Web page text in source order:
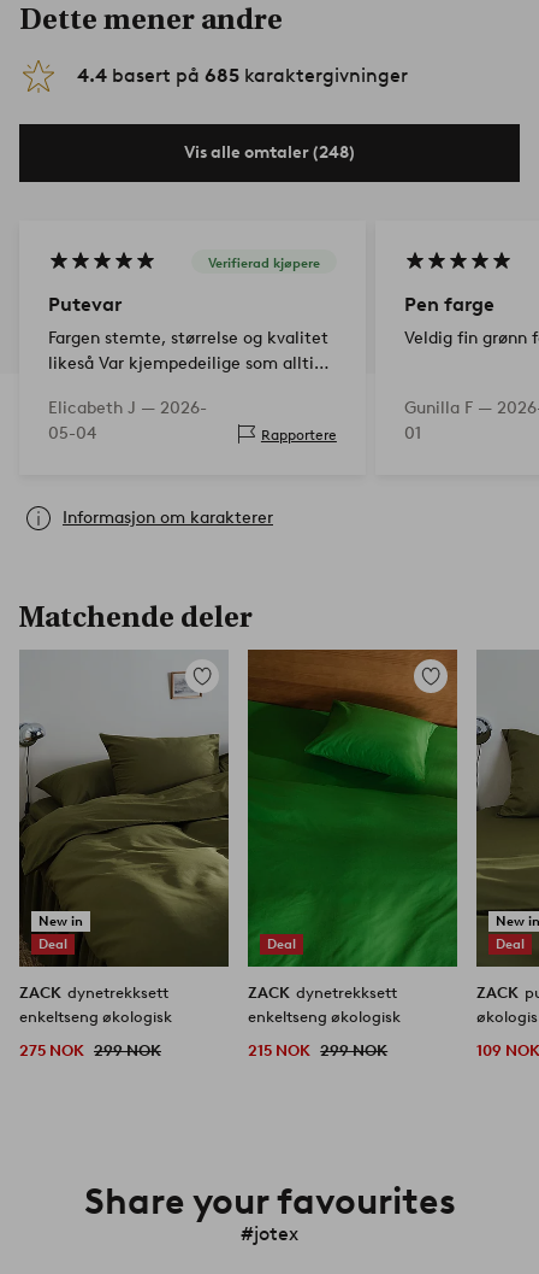
Dette mener andre
4.4 basert på 685 karaktergivninger
Vis alle omtaler (248)
Verifierad kjøpere
Putevar
Fargen stemte, størrelse og kvalitet
likeså Var kjempedeilige som alltid
Elicabeth J — 2026-
05-04
Rapportere
Pen farge
Veldig fin grønn
Gunilla F —
01
Informasjon om karakterer
Matchende deler
New in
Deal
Legg
til
ZACK dynetrekksett
enkeltseng økologisk
275 NOK 299 NOK
Deal
Legg
til
favoritter
ZACK dynetrekksett
enkeltseng økologisk
215 NOK 299 NOK
New
Deal
ZACK
109
Share your favourites
#jotex